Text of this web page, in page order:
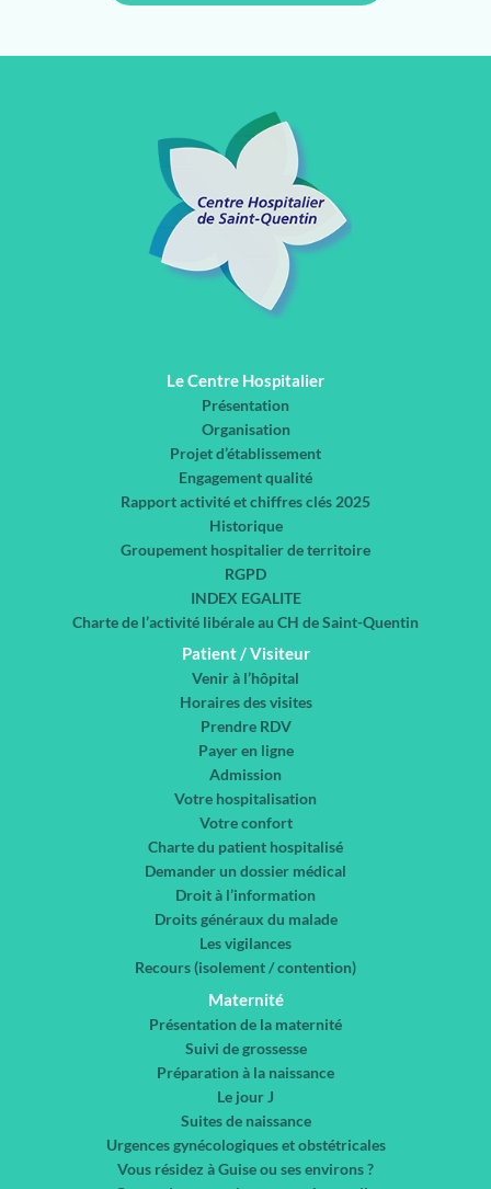
Le Centre Hospitalier
Présentation
Organisation
Projet d’établissement
Engagement qualité
Rapport activité et chiffres clés 2025
Historique
Groupement hospitalier de territoire
RGPD
INDEX EGALITE
Charte de l’activité libérale au CH de Saint-Quentin
Patient / Visiteur
Venir à l’hôpital
Horaires des visites
Prendre RDV
Payer en ligne
Admission
Votre hospitalisation
Votre confort
Charte du patient hospitalisé
Demander un dossier médical
Droit à l’information
Droits généraux du malade
Les vigilances
Recours (isolement / contention)
Maternité
Présentation de la maternité
Suivi de grossesse
Préparation à la naissance
Le jour J
Suites de naissance
Urgences gynécologiques et obstétricales
Vous résidez à Guise ou ses environs ?